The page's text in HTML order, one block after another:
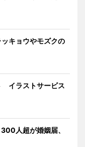
キョウやモズクの
イラストサービス
人超が婚姻届、